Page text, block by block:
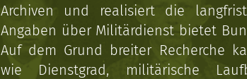
Archiven und realisiert die
Angaben über Militärdienst bietet
Auf dem Grund breiter Recherche
wie Dienstgrad, militärische